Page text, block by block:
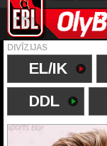
DIVĪZIJAS
EL/IK
DDL